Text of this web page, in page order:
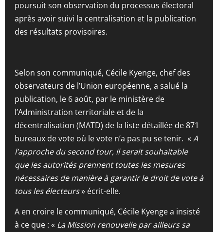
poursuit son observation du processus électoral
après avoir suivi la centralisation et la publication
des résultats provisoires.
Selon son communiqué, Cécile Kyenge, chef des
observateurs de l’Union européenne, a salué la
publication, le 6 août, par le ministère de
l’Administration territoriale et de la
décentralisation (MATD) de la liste détaillée de 871
bureaux de vote où le vote n’a pas pu se tenir. «A
l’approche du second tour, il serait souhaitable
que les autorités prennent toutes les mesures
nécessaires de manière à garantir le droit de vote à
tous les électeurs» écrit-elle.
A en croire le communiqué, Cécile Kyenge a insisté
à ce que : « La Mission renouvelle par ailleurs sa